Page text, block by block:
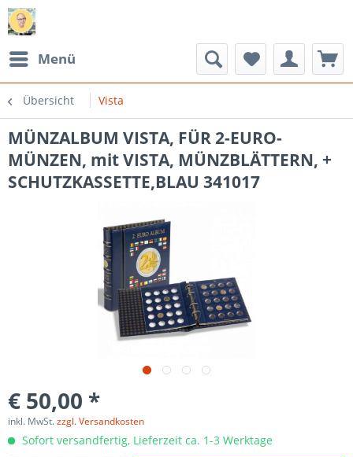
Menü
Übersicht Vista
MÜNZALBUM VISTA, FÜR 2-EURO-
MÜNZEN, mit VISTA, MÜNZBLÄTTERN, +
SCHUTZKASSETTE,BLAU 341017
€ 50,00 *
inkl. MwSt.zzgl. Versandkosten
Sofort versandfertig, Lieferzeit ca. 1-3 Werktage